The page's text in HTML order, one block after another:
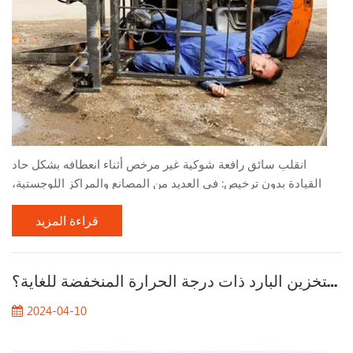
انقلب سائق رافعة شوكية غير مرخص أثناء انعطافه بشكل حاد
القيادة بدون ترخيص: في العديد من المصانع والمراكز اللوجستية،
وبسبب احتياجات الإنتاج العاجلة، يتم أحيانًا تعيين العمال الذين
يفتقرون إلى التدريب المؤهل والمؤهلات لتشغيل الرافعات الشوكية .
ويفتقر هؤلاء السائقون غير المرخصين إلى الفهم والمهارات
الأساسية في تشغيل الرافعة الشوكية، مما يؤدي إلى سلوك قيادة
غير لائق. منعطف سريع جدًا وحاد جدًا: في بيئة...
قراءة المزيد
ما هي الخصائص التقنية للرافعات الشوكية للتخزين البارد ذات درجة الحرارة المنخفضة للغاية؟
2024-04-10